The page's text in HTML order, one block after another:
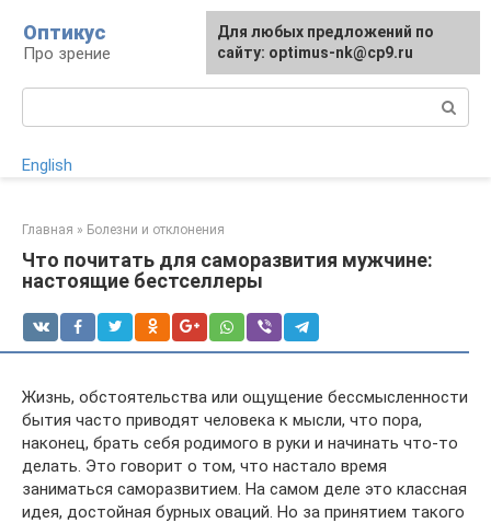
контенту
Оптикус
Про зрение
English
Главная » Болезни и отклонения
Что почитать для саморазвития мужчине:
настоящие бестселлеры
Жизнь, обстоятельства или ощущение бессмысленности
бытия часто приводят человека к мысли, что пора,
наконец, брать себя родимого в руки и начинать что-то
делать. Это говорит о том, что настало время
заниматься саморазвитием. На самом деле это классная
идея, достойная бурных оваций. Но за принятием такого
Для любых предложений по
сайту: optimus-nk@cp9.ru